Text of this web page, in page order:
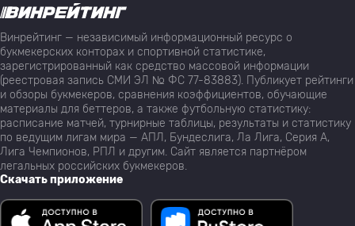
Винрейтинг — независимый информационный ресурс о
букмекерских конторах и спортивной статистике,
зарегистрированный как средство массовой информации
(реестровая запись СМИ ЭЛ № ФС 77-83883). Публикует рейтинги
и обзоры букмекеров, сравнения коэффициентов, обучающие
материалы для беттеров, а также футбольную статистику:
расписание матчей, турнирные таблицы, результаты и статистику
по ведущим лигам мира — АПЛ, Бундеслига, Ла Лига, Серия А,
Лига Чемпионов, РПЛ и другим. Сайт является партнёром
легальных российских букмекеров.
Скачать приложение